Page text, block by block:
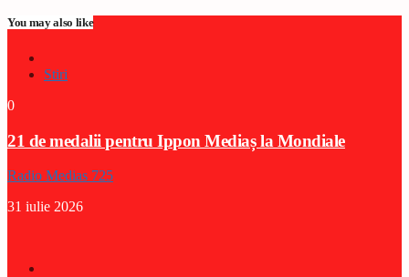
You may also like
Stiri
0
21 de medalii pentru Ippon Mediaș la Mondiale
Radio Medias 725
31 iulie 2026